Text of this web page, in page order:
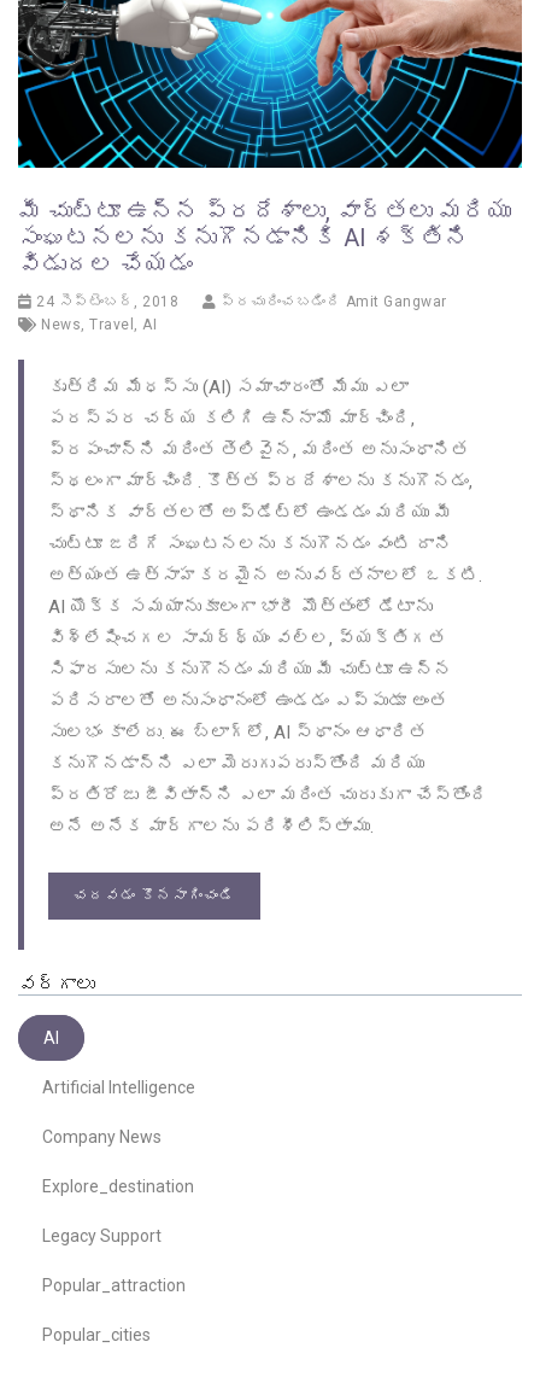
మీ చుట్టూ ఉన్న ప్రదేశాలు, వార్తలు మరియు
సంఘటనలను కనుగొనడానికి AI శక్తిని
విడుదల చేయడం
24 సెప్టెంబర్, 2018 ప్రచురించబడింది Amit Gangwar
News, Travel , AI
కృత్రిమ మేధస్సు (AI) సమాచారంతో మేము ఎలా
పరస్పర చర్య కలిగి ఉన్నామో మార్చింది,
ప్రపంచాన్ని మరింత తెలివైన, మరింత అనుసంధానిత
స్థలంగా మార్చింది. కొత్త ప్రదేశాలను కనుగొనడం,
స్థానిక వార్తలతో అప్డేట్‌లో ఉండడం మరియు మీ
చుట్టూ జరిగే సంఘటనలను కనుగొనడం వంటి దాని
అత్యంత ఉత్సాహకరమైన అనువర్తనాలలో ఒకటి.
AI యొక్క సమయానుకూలంగా భారీ మొత్తంలో డేటాను
విశ్లేషించగల సామర్థ్యం వల్ల, వ్యక్తిగత
సిఫారసులను కనుగొనడం మరియు మీ చుట్టూ ఉన్న
పరిసరాలతో అనుసంధానంలో ఉండడం ఎప్పుడూ అంత
సులభం కాలేదు. ఈ బ్లాగ్‌లో, AI స్థానం ఆధారిత
కనుగొనడాన్ని ఎలా మెరుగుపరుస్తోంది మరియు
ప్రతిరోజు జీవితాన్ని ఎలా మరింత చురుకుగా చేస్తోంది
అనే అనేక మార్గాలను పరిశీలిస్తాము.
చదవడం కొనసాగించండి
వర్గాలు
AI
Artificial Intelligence
Company News
Explore_destination
Legacy Support
Popular_attraction
Popular_cities